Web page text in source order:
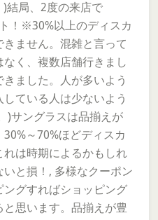
)結局、2度の来店で
！※30%以上のディスカ
ません。混雑と言って
く、複数店舗行きまし
ました。人が多いよう
ている人は少ないよう
)サングラスは品揃えが
～70%ほどディスカ
は時期によるかもしれ
と損！, 多様なクーポン
グすればショッピング
思います。品揃えが豊